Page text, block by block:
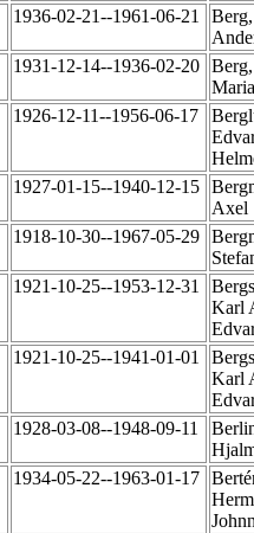
1936-02-21--1961-06-21
1931-12-14--1936-02-20
1926-12-11--1956-06-17
1927-01-15--1940-12-15
Axel
1918-10-30--1967-05-29
1921-10-25--1953-12-31
Karl
1921-10-25--1941-01-01
Karl
1928-03-08--1948-09-11
1934-05-22--1963-01-17